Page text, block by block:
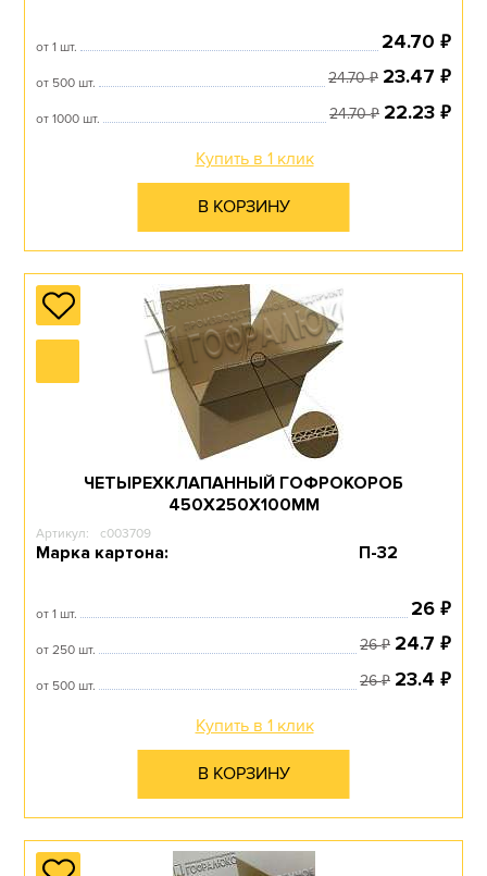
от 1 шт. 24.70 ₽
от 500 шт. 24.70₽ 23.47 ₽
от 1000 шт. 24.70₽ 22.23 ₽
Купить в 1 клик
В КОРЗИНУ
ЧЕТЫРЕХКЛАПАННЫЙ ГОФРОКОРОБ
450Х250Х100ММ
Артикул: c003709
Марка картона: П-32
от 1 шт. 26 ₽
от 250 шт. 26₽ 24.7 ₽
от 500 шт. 26₽ 23.4 ₽
Купить в 1 клик
В КОРЗИНУ